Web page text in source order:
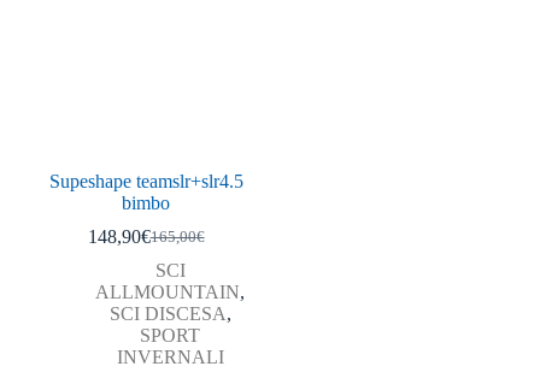
Supeshape teamslr+slr4.5
bimbo
165,00€
Il
prezzo
originale
era:
165,00€.
148,90€Il
prezzo
attuale
è:
148,90€.
SCI
ALLMOUNTAIN,
SCI DISCESA,
SPORT
INVERNALI